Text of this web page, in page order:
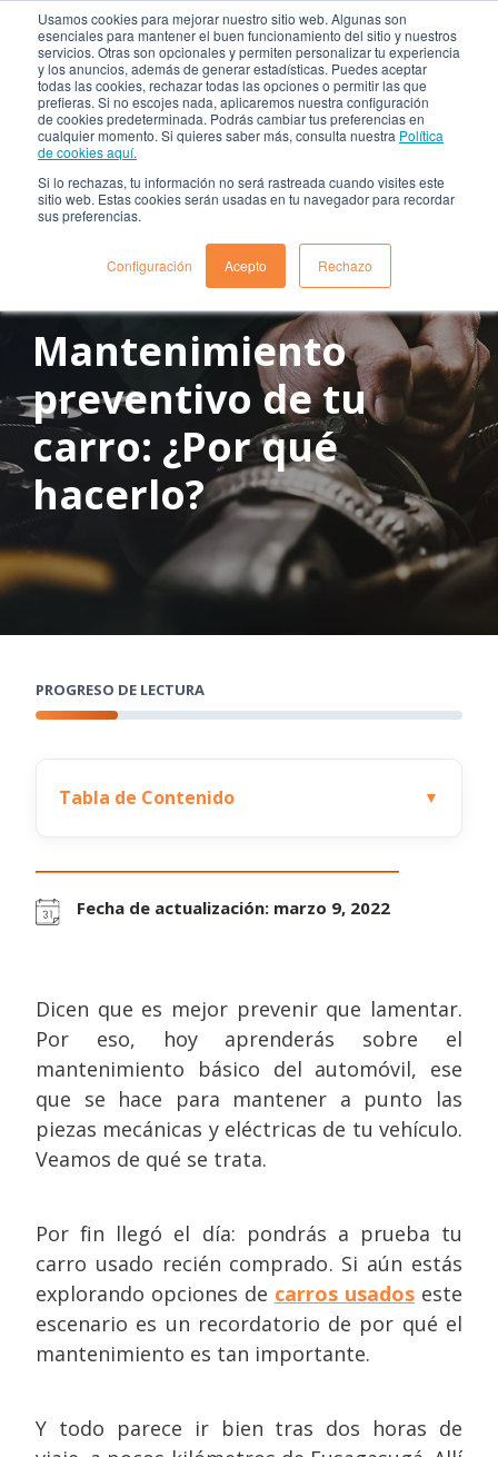
Usamos cookies para mejorar nuestro sitio web. Algunas son
esenciales para mantener el buen funcionamiento del sitio y nuestros
servicios. Otras son opcionales y permiten personalizar tu experiencia
y los anuncios, además de generar estadísticas. Puedes aceptar
todas las cookies, rechazar todas las opciones o permitir las que
prefieras. Si no escojes nada, aplicaremos nuestra configuración
de cookies predeterminada. Podrás cambiar tus preferencias en
cualquier momento. Si quieres saber más, consulta nuestra Política
de cookies aquí.
Si lo rechazas, tu información no será rastreada cuando visites este
sitio web. Estas cookies serán usadas en tu navegador para recordar
sus preferencias.
Configuración Acepto Rechazo
Tiempo de lectura: 3 min aprox.
Mantenimiento
preventivo de tu
carro: ¿Por qué
hacerlo?
PROGRESO DE LECTURA
Tabla de Contenido ▼
Fecha de actualización: marzo 9, 2022
Dicen que es mejor prevenir que lamentar.
Por eso, hoy aprenderás sobre el
mantenimiento básico del automóvil, ese
que se hace para mantener a punto las
piezas mecánicas y eléctricas de tu vehículo.
Veamos de qué se trata.
Por fin llegó el día: pondrás a prueba tu
carro usado recién comprado. Si aún estás
explorando opciones de carros usados este
escenario es un recordatorio de por qué el
mantenimiento es tan importante.
Y todo parece ir bien tras dos horas de